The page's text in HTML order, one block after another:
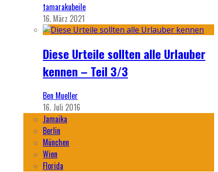
tamarakubeile
16. März 2021
Diese Urteile sollten alle Urlauber
kennen – Teil 3/3
Ben Mueller
16. Juli 2016
Jamaika
Berlin
München
Wien
Florida